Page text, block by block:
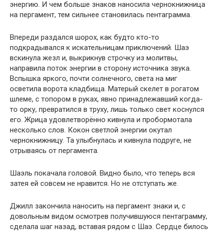
энергию. И чем больше знаков наносила чернокнижница
на пергамент, тем сильнее становилась пентаграмма.
Впереди раздался шорох, как будто кто-то
подкрадывался к искательницам приключений. Шаэ
вскинула жезл и, выкрикнув строчку из молитвы,
направила поток энергии в сторону источника звука.
Вспышка яркого, почти солнечного, света на миг
осветила ворота кладбища. Матерый скелет в рогатом
шлеме, с топором в руках, явно принадлежавший когда-
то орку, превратился в труху, лишь только свет коснулся
его. Жрица удовлетворённо кивнула и пробормотала
несколько слов. Кокон светлой энергии окутал
чернокнижницу. Та улыбнулась и кивнула подруге, не
отрываясь от пергамента.
Шаэль покачала головой. Видно было, что теперь вся
затея ей совсем не нравится. Но не отступать же.
Джилл закончила наносить на пергамент знаки и, с
довольным видом осмотрев получившуюся пентаграмму,
сделала шаг назад, вставая рядом с Шаэ. Сердце билось